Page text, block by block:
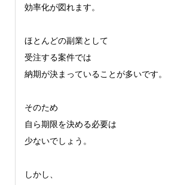
効率化が図れます。
ほとんどの副業として
受注する案件では
納期が決まっていることが多いです。
そのため
自ら期限を決める必要は
少ないでしょう。
しかし、